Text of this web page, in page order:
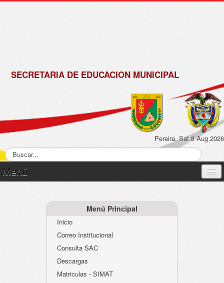
SECRETARIA DE EDUCACION MUNICIPAL
Pereira, Sat 8 Aug 2026
Menú
Atención al Ciudadano
Instituciones Educativas
Despacho Secretaría
Menú Principal
Inicio
Correo Institucional
Consulta SAC
Descargas
Matriculas - SIMAT
de